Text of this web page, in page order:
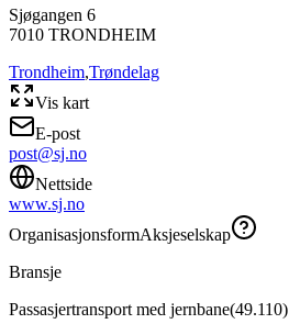
Sjøgangen 6
7010 TRONDHEIM
Trondheim,Trøndelag
Vis kart
E-post
post@sj.no
Nettside
www.sj.no
OrganisasjonsformAksjeselskap
Bransje
Passasjertransport med jernbane(49.110)